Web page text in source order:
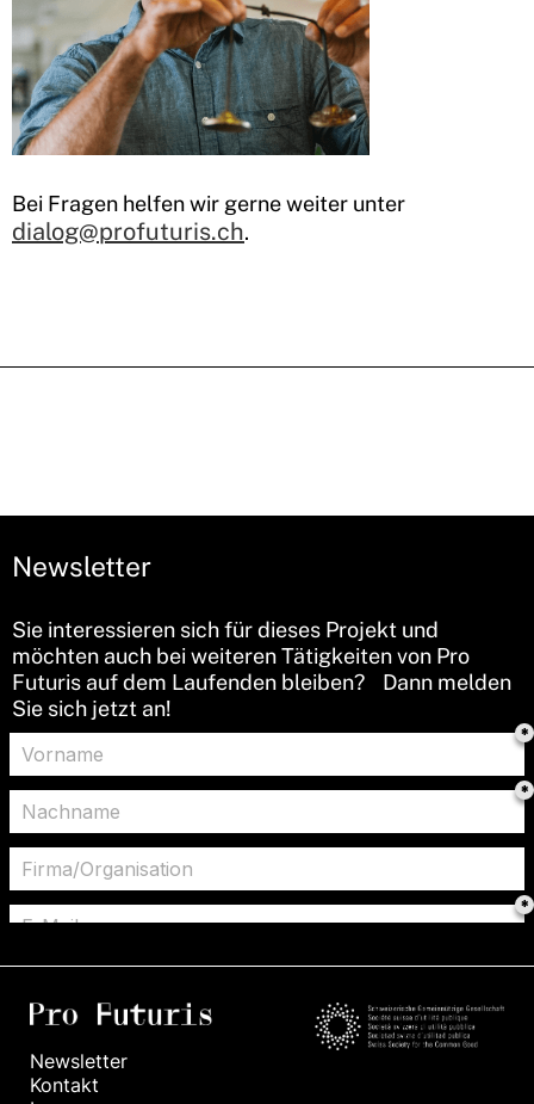
Bei Fragen helfen wir gerne weiter unter
dialog@profuturis.ch.
Newsletter
Sie interessieren sich für dieses Projekt und
möchten auch bei weiteren Tätigkeiten von Pro
Futuris auf dem Laufenden bleiben? Dann melden
Sie sich jetzt an!
Newsletter
Kontakt